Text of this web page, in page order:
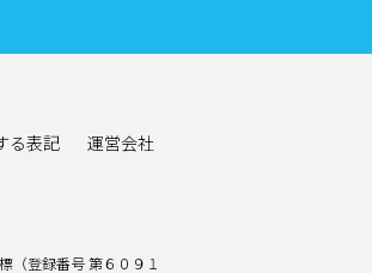
（登録番号 第６０９１
る表記 運営会社